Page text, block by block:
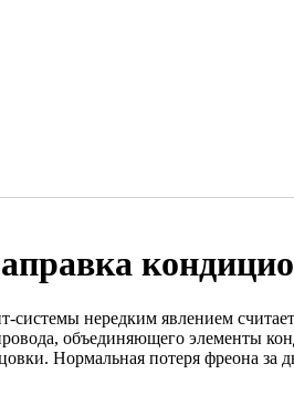
нередким явлением
объединяющего элементы
Нормальная потеря фреона за